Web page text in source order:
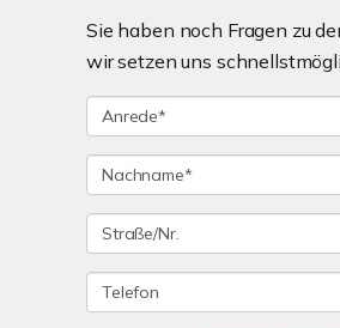
Sie haben noch Fragen zu
wir setzen uns